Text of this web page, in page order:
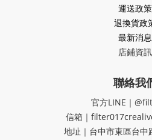
運送政策
退換貨政
最新消息
店鋪資訊
聯絡我
官方LINE｜
信箱｜
地址｜​台中市東區台中